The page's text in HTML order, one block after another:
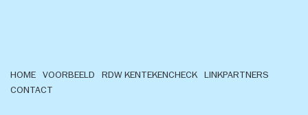
HOME VOORBEELD RDW KENTEKENCHECK
LINKPARTNERS
CONTACT